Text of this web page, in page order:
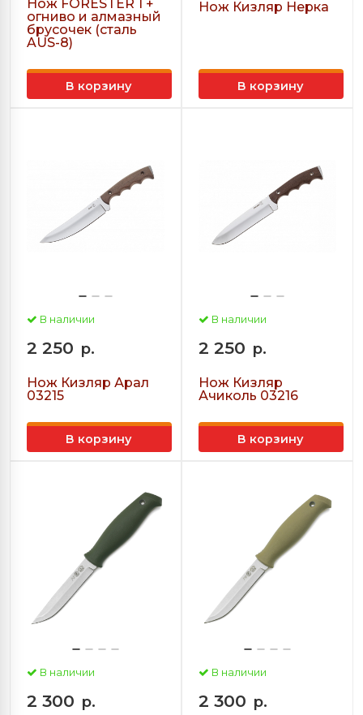
Нож FORESTER 1 +
огниво и алмазный
брусочек (сталь
AUS-8)
В корзину
Нож Кизляр Нерка
В корзину
В наличии
2 250 р.
Нож Кизляр Арал
03215
В корзину
В наличии
2 250 р.
Нож Кизляр
Ачиколь 03216
В корзину
В наличии
2 300 р.
В наличии
2 300 р.